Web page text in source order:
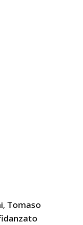
, Tomaso